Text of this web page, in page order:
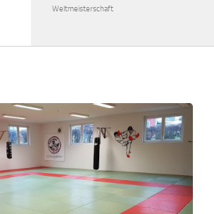
Weltmeisterschaft